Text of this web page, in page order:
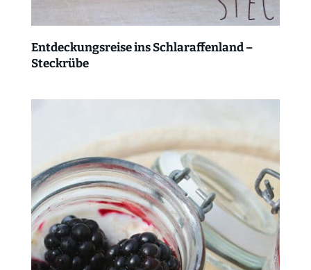
Entdeckungsreise ins Schlaraffenland –
Steckrübe